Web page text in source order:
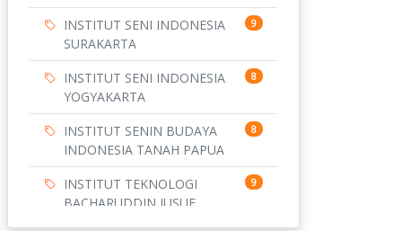
INSTITUT SENI INDONESIA
SURAKARTA
9
INSTITUT SENI INDONESIA
YOGYAKARTA
8
INSTITUT SENIN BUDAYA
INDONESIA TANAH PAPUA
8
INSTITUT TEKNOLOGI
BACHARUDDIN JUSUF
9